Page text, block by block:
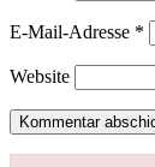
E-Mail-Adresse *
Website